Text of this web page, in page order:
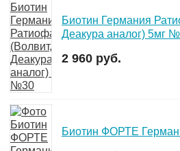
Биотин Германия
Деакура аналог) 5мг
2 960 руб.
Биотин ФОРТЕ